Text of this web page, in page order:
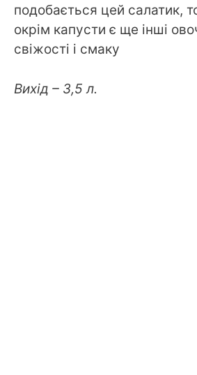
подобається цей салатик,
окрім капусти є ще інші
свіжості і смаку
Вихід – 3,5 л.